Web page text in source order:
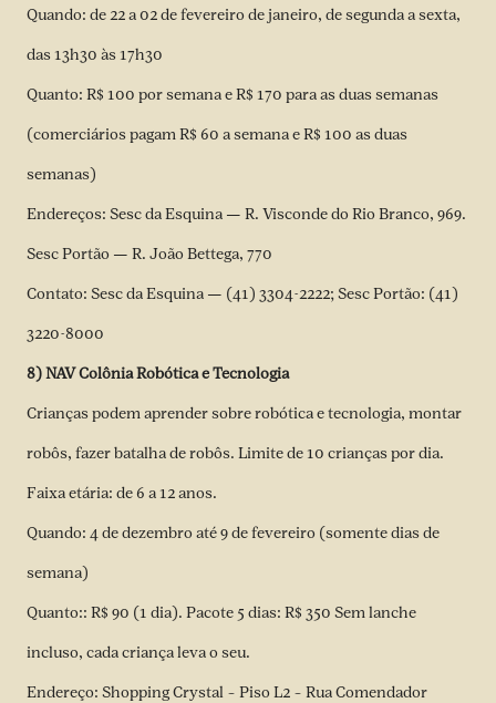
Quando: de 22 a 02 de fevereiro de janeiro, de segunda a sexta,
das 13h30 às 17h30
Quanto: R$ 100 por semana e R$ 170 para as duas semanas
(comerciários pagam R$ 60 a semana e R$ 100 as duas
semanas)
Endereços: Sesc da Esquina — R. Visconde do Rio Branco, 969.
Sesc Portão — R. João Bettega, 770
Contato: Sesc da Esquina — (41) 3304-2222; Sesc Portão: (41)
3220-8000
8) NAV Colônia Robótica e Tecnologia
Crianças podem aprender sobre robótica e tecnologia, montar
robôs, fazer batalha de robôs. Limite de 10 crianças por dia.
Faixa etária: de 6 a 12 anos.
Quando: 4 de dezembro até 9 de fevereiro (somente dias de
semana)
Quanto:: R$ 90 (1 dia). Pacote 5 dias: R$ 350 Sem lanche
incluso, cada criança leva o seu.
Endereço: Shopping Crystal – Piso L2 – Rua Comendador